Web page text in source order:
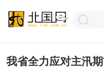
我省全力应对主汛